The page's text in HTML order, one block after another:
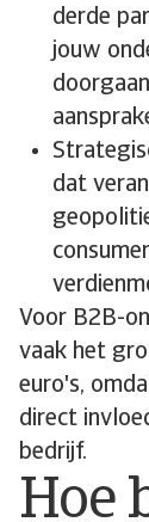
derde
jouw
dat
Voor B2B-
vaak het
euro's,
direct
bedrijf.
Hoe